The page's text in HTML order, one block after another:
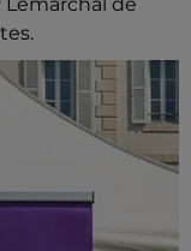
Lemarchal de